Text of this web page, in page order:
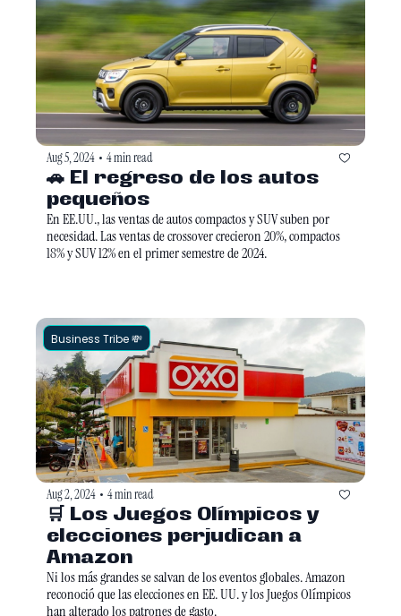
Aug 5, 2024 • 4 min read
🚗 El regreso de los autos
pequeños
En EE.UU., las ventas de autos compactos y SUV suben por
necesidad. Las ventas de crossover crecieron 20%, compactos
Business Tribe 💸
Aug 2, 2024 • 4 min read
🛒 Los Juegos Olímpicos y
elecciones perjudican a
Amazon
Ni los más grandes se salvan de los eventos globales. Amazon
reconoció que las elecciones en EE. UU. y los Juegos Olímpicos